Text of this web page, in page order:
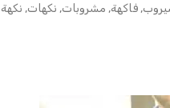
, فاكهة, مشروبات, نكهات, نكهة